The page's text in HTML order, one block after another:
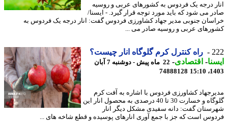
درجه یک فردوس به کشورهای عربی و روسیه
می شود که باید مورد توجه قرار گیرد. - ایسنا/
جنوبی مدیر جهاد کشاورزی فردوس گفت: انار درجه یک فردوس به
عربی و روسیه صادر می ...
راه کنترل کرم گلوگاه انار چیست؟
-اقتصادی-
22 ماه پیش - دوشنبه 7 آبان
74888128
کشاورزی فردوس با اشاره به آفت کرم
گلوگاه و خسارت 30 تا 40 درصدی به محصول انار این
گفت: دانه سفیدی مشکل دیگر انار
است که جز با جمع آوری انارهای پوسیده و قطع شاخه های ...